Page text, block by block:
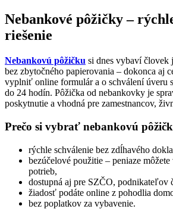
Nebankové pôžičky –
riešenie
Nebankovú pôžičku si dnes vybaví človek
bez zbytočného papierovania – dokonca aj
vyplniť online formulár a o schválení úveru
do 24 hodín. Pôžička od nebankovky je
poskytnutie a vhodná pre zamestnancov,
Prečo si vybrať nebankovú
rýchle schválenie bez zdĺhavého
bezúčelové použitie – peniaze
potrieb,
dostupná aj pre SZČO, podnikateľov
žiadosť podáte online z pohodlia
bez poplatkov za vybavenie.